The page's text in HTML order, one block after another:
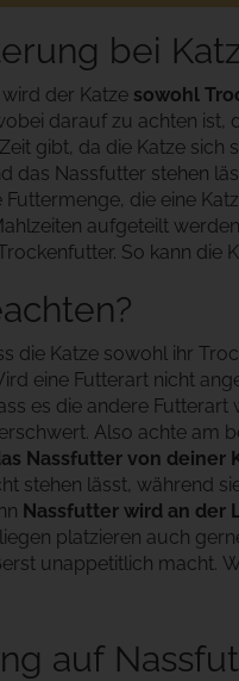
bei
der Katze sowohl
darauf zu achten ist,
gibt, da die Katze sich
das Nassfutter stehen
die eine
aufgeteilt
So kann die
steht ihr dann
die Katze sowohl ihr
eine Futterart nicht
es die andere Futterart
Also achte am
Nassfutter von deiner
stehen lässt, während
Nassfutter wird an der
platzieren auch
unappetitlich macht.
auf